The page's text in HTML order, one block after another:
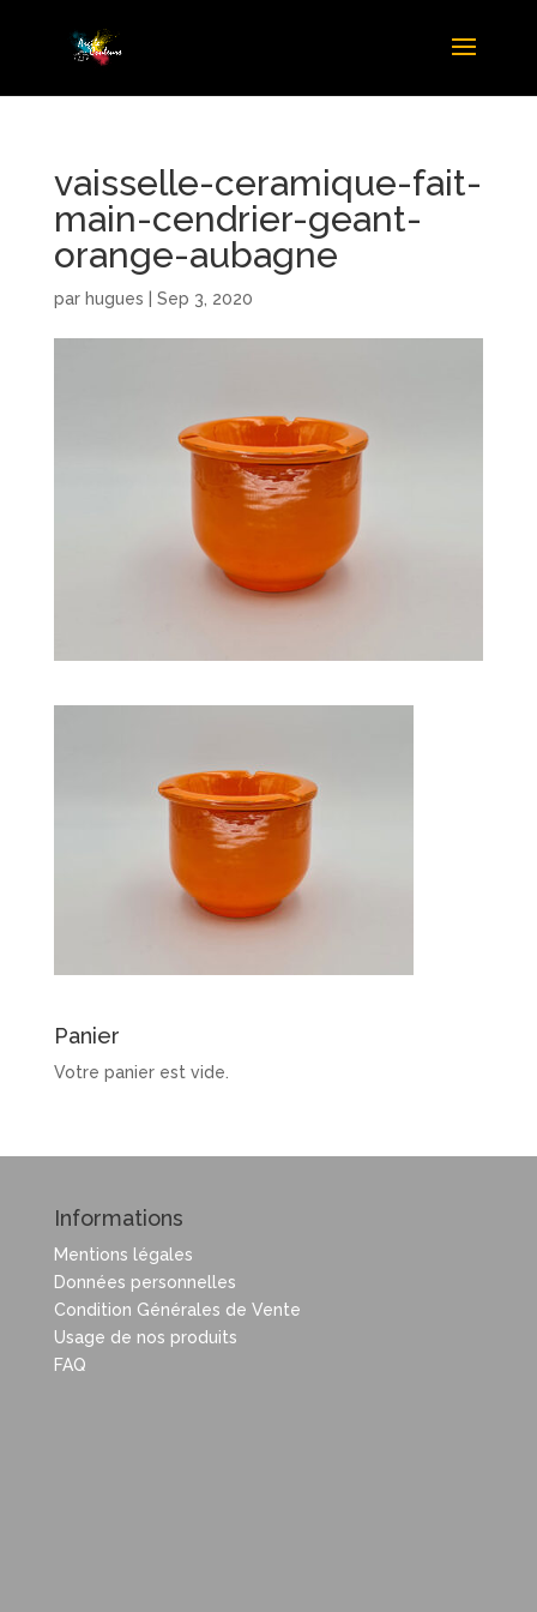
vaisselle-ceramique-fait-
main-cendrier-geant-
orange-aubagne
par hugues Sep 3, 2020
Panier
Votre panier est vide.
Informations
Mentions légales
Données personnelles
Condition Générales de Vente
Usage de nos produits
FAQ